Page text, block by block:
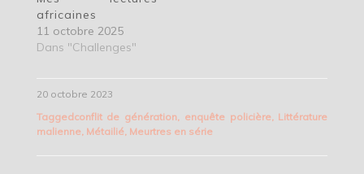
africaines
11 octobre 2025
Dans "Challenges"
20 octobre 2023
Taggedconflit de génération enquête policière, Littérature
malienne, Métailié Meurtres en série